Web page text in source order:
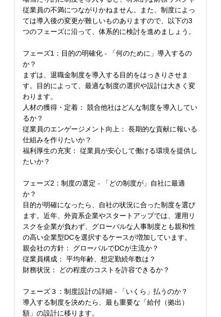
従業員の不満につながりかねません。また、制度によっ
ては導入後の変更が難しいものありますので、以下の3
つのフェーズに沿って、体系的に検討を進めましょう。
フェーズ1：目的の明確化 - 「何のために」導入するの
か？
まずは、退職金制度を導入する目的をはっきりさせま
す。目的によって、最適な制度の選択や設計は大きく変
わります。
人材の獲得・定着： 競合他社はどんな制度を導入してい
るか？
従業員のエンゲージメント向上： 長期的な貢献に報いる
仕組みを作りたいか？
福利厚生の充実： 従業員が安心して働ける環境を提供し
たいか？
フェーズ2：制度の選定 - 「どの制度が」自社に最適
か？
目的が明確になったら、自社の状況に合った制度を選び
ます。近年、外資系企業やスタートアップでは、運用リ
スクを企業が負わず、グローバルな人事制度とも親和性
の高い企業型DCを選択するケースが増加しています。
親会社の方針： グローバルでDCが主流か？
従業員構成： 平均年齢、想定勤続年数は？
財務状況： どの程度のコストを許容できるか？
フェーズ３：制度設計の詳細 - 「いくら」払うのか？
導入する制度を決めたら、最も重要な「給付（拠出）
額」の設計に移ります。